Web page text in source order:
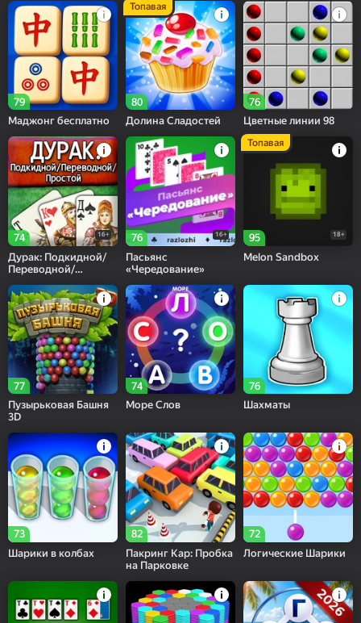
79
Маджонг бесплатно
80
Топавая
Долина Сладостей
76
Цветные линии 98
74 16+
Дурак: Подкидной/
Переводной/
76 16+
Пасьянс
«Чередование»
95 18+
Топавая
Melon Sandbox
77
Пузырьковая Башня
3D
74
Море Слов
76
Шахматы
73
Шарики в колбах
82
Пакринг Кар: Пробка
на Парковке
72
Логические Шарики